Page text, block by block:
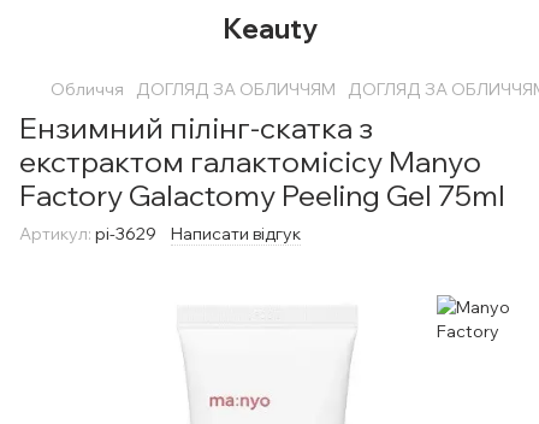
Keauty
Обличчя ДОГЛЯД ЗА ОБЛИЧЧЯМ ДОГЛЯД ЗА
Ензимний пілінг-скатка з
екстрактом галактомісісу Manyo
Factory Galactomy Peeling Gel 75ml
Артикул: pi-3629 Написати відгук